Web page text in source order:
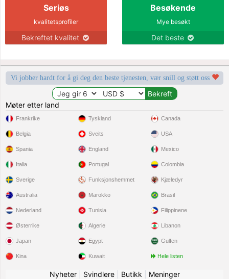
Seriøs
kvalitetsprofiler
Bekreftet kvalitet
Besøkende
Mye besøkt
Det beste
Vi jobber hardt for å gi deg den beste tjenesten, vær snill og støtt oss
Møter etter land
Frankrike
Belgia
Spania
Italia
Sverige
Tyskland
Sveits
England
Portugal
Funksjonshemmet
Canada
USA
Mexico
Colombia
Kjæledyr
Australia
Nederland
Østerrike
Japan
Kina
Marokko
Tunisia
Algerie
Egypt
Kuwait
Brasil
Filippinene
Libanon
Gulfen
Hele listen
Nyheter| Svindlere| Butikk
Meninger